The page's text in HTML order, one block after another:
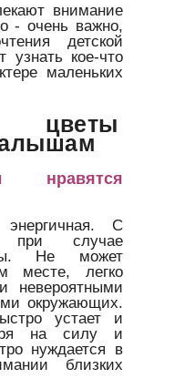
внимание
- очень важно,
детской
узнать кое-что
маленьких
нравятся
С
при случае
Не может
месте, легко
невероятными
окружающих.
устает и
на силу и
нуждается в
близких